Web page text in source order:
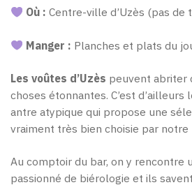
Où : Centre-ville d’Uzès (pas de
Manger : Planches et plats du
Les voûtes d’Uzès peuvent abriter
choses étonnantes. C’est d’ailleurs
antre atypique qui propose une
vraiment très bien choisie par notre
Au comptoir du bar, on y rencontre
passionné de biérologie et ils